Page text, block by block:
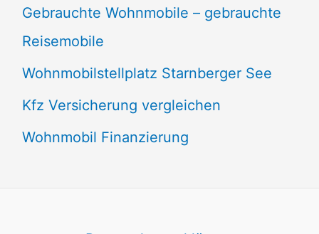
Gebrauchte Wohnmobile – gebrauchte
Reisemobile
Wohnmobilstellplatz Starnberger See
Kfz Versicherung vergleichen
Wohnmobil Finanzierung